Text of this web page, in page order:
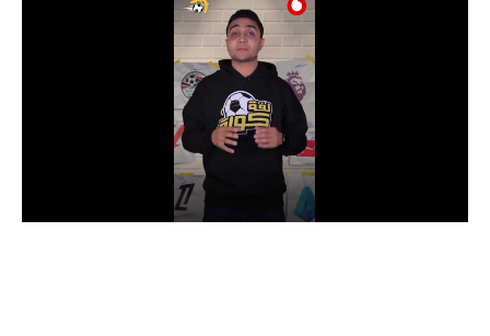
الدوري السعودي للمحترفين